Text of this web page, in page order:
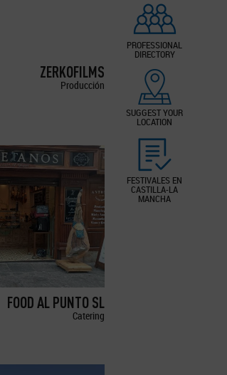
PROFESSIONAL
DIRECTORY
SUGGEST YOUR
LOCATION
FESTIVALES EN
CASTILLA-LA
MANCHA
ZERKOFILMS
Producción
FOOD AL PUNTO SL
Catering